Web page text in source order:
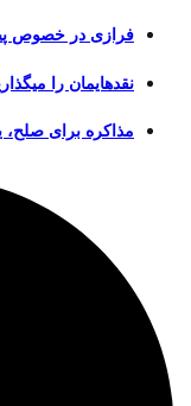
فرازی در خصوص
نقدهایمان را
مذاکره برای صلح،